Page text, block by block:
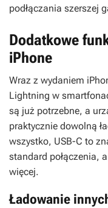
podłączania szerszej
Dodatkowe
iPhone
Wraz z wydaniem
Lightning w
są już potrzebne, a
praktycznie dowolną
wszystko, USB-C to
standard połączenia,
więcej.
Ładowanie